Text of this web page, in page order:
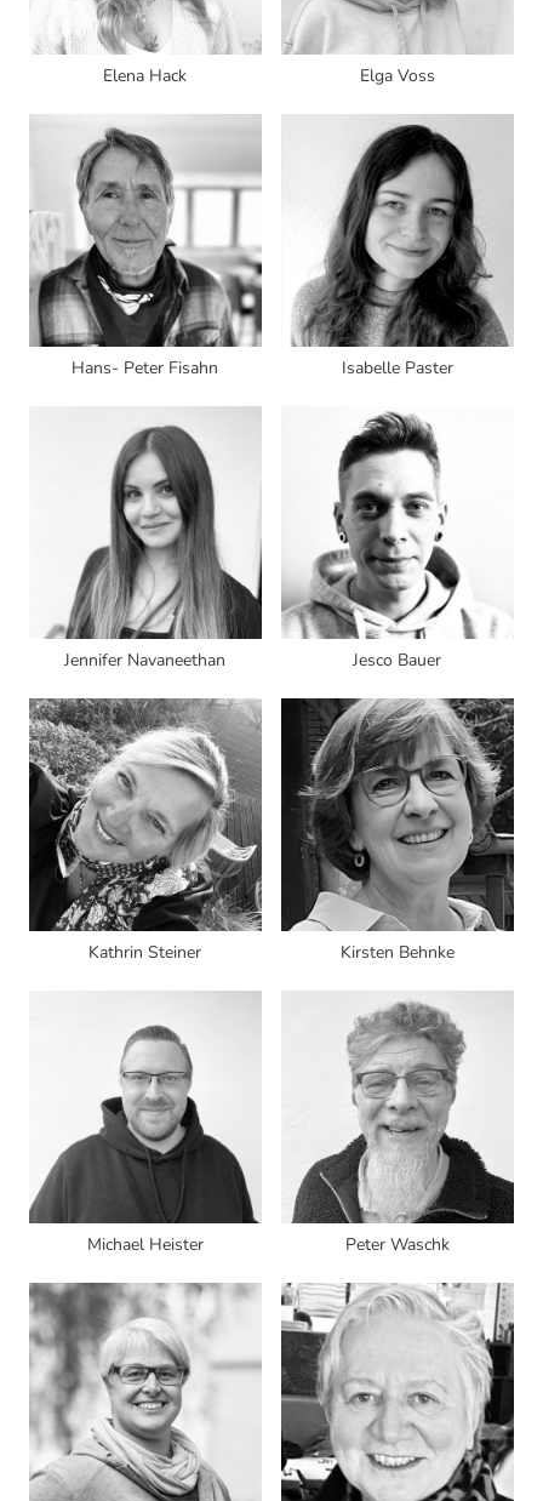
Elena Hack Elga Voss
Hans- Peter Fisahn Isabelle Paster
Jennifer Navaneethan Jesco Bauer
Kathrin Steiner Kirsten Behnke
Michael Heister Peter Waschk